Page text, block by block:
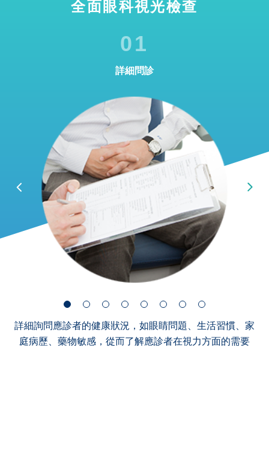
全面眼科視光檢查
01
詳細問診
詳細詢問應診者的健康狀況，如眼睛問題、生活習慣、家
庭病歷、藥物敏感，從而了解應診者在視力方面的需要